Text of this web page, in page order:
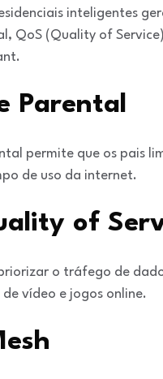
inteligentes
QoS (Quality of
Parental
permite que os pais
de uso da internet.
of
o tráfego de
vídeo e jogos online.